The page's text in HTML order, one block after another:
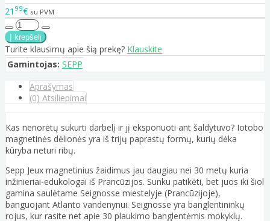
21 99€ su PVM
Turite klausimų apie šią prekę? Klauskite
Gamintojas: SEPP
Aprašymas
(0) Atsiliepimai
Kas nenorėtų sukurti darbelį ir jį eksponuoti ant šaldytuvo? Iotobo
magnetinės dėlionės yra iš trijų paprastų formų, kurių dėka
kūryba neturi ribų.
Sepp Jeux magnetinius žaidimus jau daugiau nei 30 metų kuria
inžinieriai-edukologai iš Prancūzijos. Sunku patikėti, bet juos iki šiol
gamina saulėtame Seignosse miestelyje (Prancūzijoje),
banguojant Atlanto vandenynui. Seignosse yra banglentininkų
rojus, kur rasite net apie 30 plaukimo banglentėmis mokyklų.